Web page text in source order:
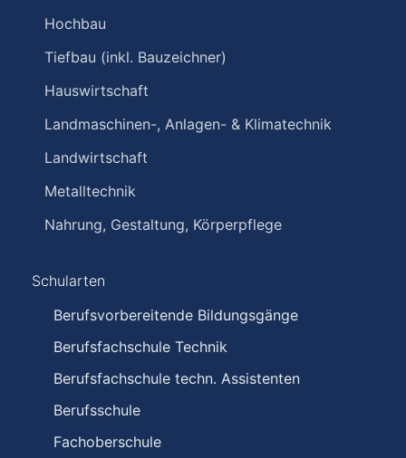
Hochbau
Tiefbau (inkl. Bauzeichner)
Hauswirtschaft
Landmaschinen-, Anlagen- & Klimatechnik
Landwirtschaft
Metalltechnik
Nahrung, Gestaltung, Körperpflege
Schularten
Berufsvorbereitende Bildungsgänge
Berufsfachschule Technik
Berufsfachschule techn. Assistenten
Berufsschule
Fachoberschule